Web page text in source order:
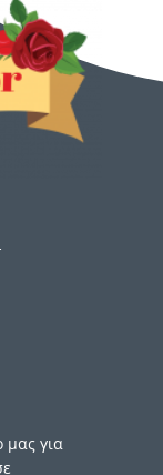
μας για